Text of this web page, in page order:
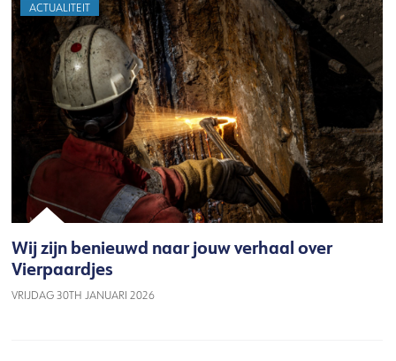
Wij zijn benieuwd naar jouw verhaal over
Vierpaardjes
ACTUALITEIT
VRIJDAG 30TH JANUARI 2026